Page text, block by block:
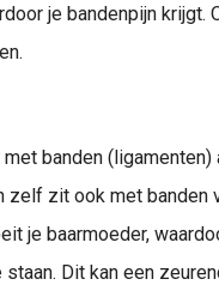
je bandenpijn krijgt.
banden (ligamenten)
zelf zit ook met banden
je baarmoeder,
Dit kan een